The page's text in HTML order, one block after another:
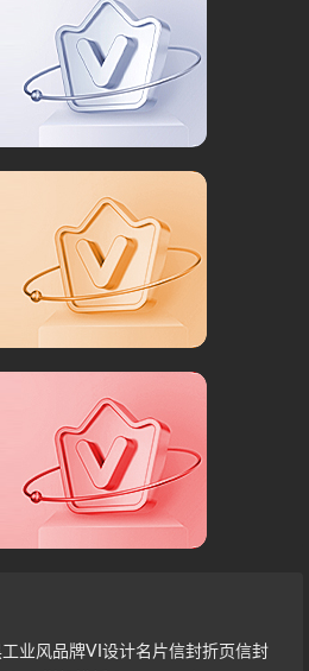
业风品牌VI设计名片信封折页信封